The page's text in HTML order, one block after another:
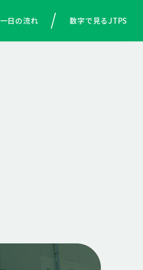
一日の流れ 数字で見るJTPS